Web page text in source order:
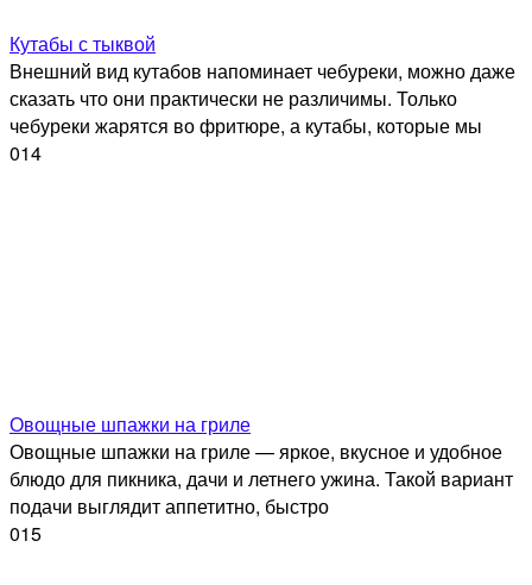
Кутабы с тыквой
Внешний вид кутабов напоминает чебуреки, можно даже
сказать что они практически не различимы. Только
чебуреки жарятся во фритюре, а кутабы, которые мы
014
Овощные шпажки на гриле
Овощные шпажки на гриле — яркое, вкусное и удобное
блюдо для пикника, дачи и летнего ужина. Такой вариант
подачи выглядит аппетитно, быстро
015